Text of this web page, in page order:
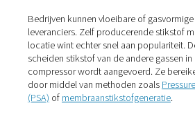
groenten en granen in voorraad.
6. De toepassingen van
voedingsmiddelenindustrie zijn
omvatten het vervangen van
het spoelen van grote
de drukoverdracht van